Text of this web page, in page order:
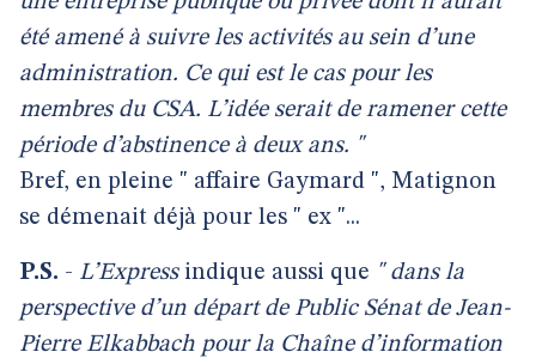
été amené à suivre les activités au sein d’une
administration. Ce qui est le cas pour les
membres du CSA. L’idée serait de ramener cette
période d’abstinence à deux ans. "
Bref, en pleine " affaire Gaymard ", Matignon
se démenait déjà pour les " ex "...
P.S. - L’Expressindique aussi que " dans la
perspective d’un départ de Public Sénat de Jean-
Pierre Elkabbach pour la Chaîne d’information